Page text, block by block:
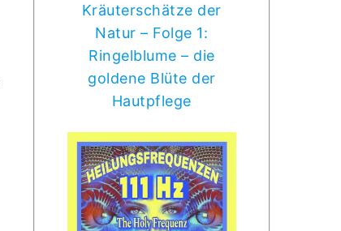
Kräuterschätze der
Natur – Folge 1:
Ringelblume – die
goldene Blüte der
Hautpflege